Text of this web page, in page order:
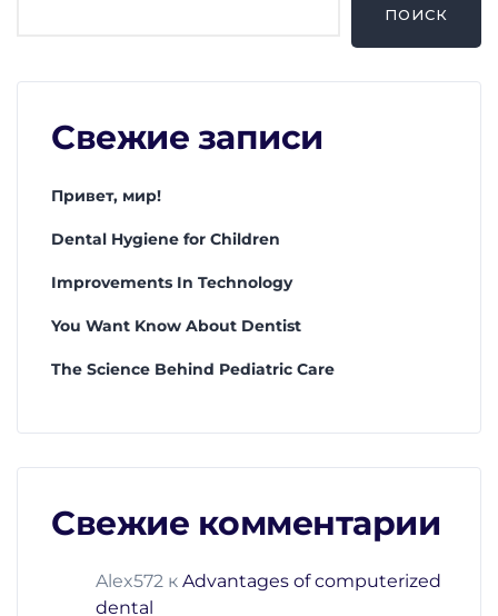
ПОИСК
Свежие записи
Привет, мир!
Dental Hygiene for Children
Improvements In Technology
You Want Know About Dentist
The Science Behind Pediatric Care
Свежие комментарии
Alex572 к Advantages of computerized
dental